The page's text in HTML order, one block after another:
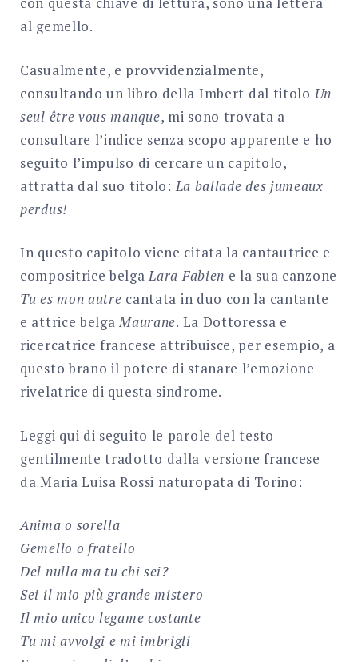
al gemello.
Casualmente, e provvidenzialmente,
consultando un libro della Imbert dal titolo Un
seul être vous manque, mi sono trovata a
consultare l’indice senza scopo apparente e ho
seguito l’impulso di cercare un capitolo,
attratta dal suo titolo:La ballade des jumeaux
perdus!
In questo capitolo viene citata la cantautrice e
compositrice belgaLara Fabien e la sua canzone
Tu es mon autre cantata in duo con la cantante
e attrice belgaMaurane. La Dottoressa e
ricercatrice francese attribuisce, per esempio, a
questo brano il potere di stanare l’emozione
rivelatrice di questa sindrome.
Leggi qui di seguito le parole del testo
gentilmente tradotto dalla versione francese
da Maria Luisa Rossi naturopata di Torino:
Anima o sorella
Gemello o fratello
Del nulla ma tu chi sei?
Sei il mio più grande mistero
Il mio unico legame costante
Tu mi avvolgi e mi imbrigli